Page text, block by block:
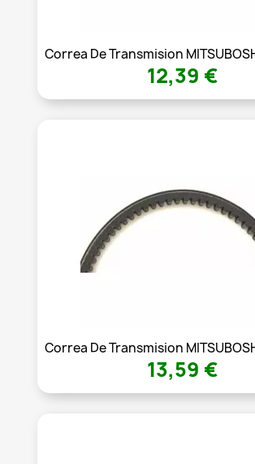
Correa De Transmision
12,39 €
Correa De Transmision
13,59 €